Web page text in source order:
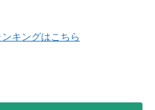
キングはこちら